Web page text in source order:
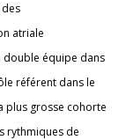
atriale
double équipe dans
référent dans le
plus grosse cohorte
rythmiques de